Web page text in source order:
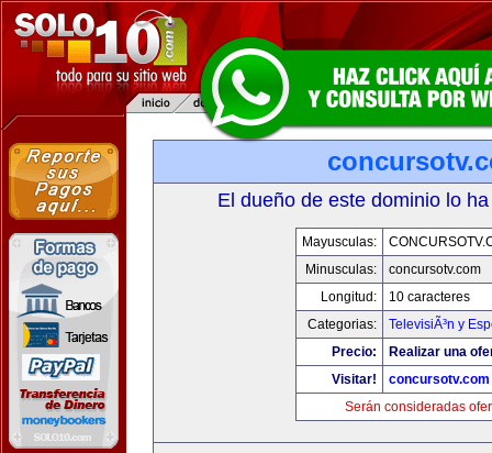
El dueño de este dominio lo
Mayusculas:
Minusculas:
concursotv.com
Longitud:
10 caracteres
Categorias:
TelevisiÃ³n y
Precio:
Realizar una
Visitar!
concursotv.com
Serán consideradas